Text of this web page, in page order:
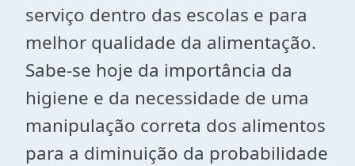
serviço dentro das escolas e para
melhor qualidade da alimentação.
Sabe-se hoje da importância da
higiene e da necessidade de uma
manipulação correta dos alimentos
para a diminuição da probabilidade